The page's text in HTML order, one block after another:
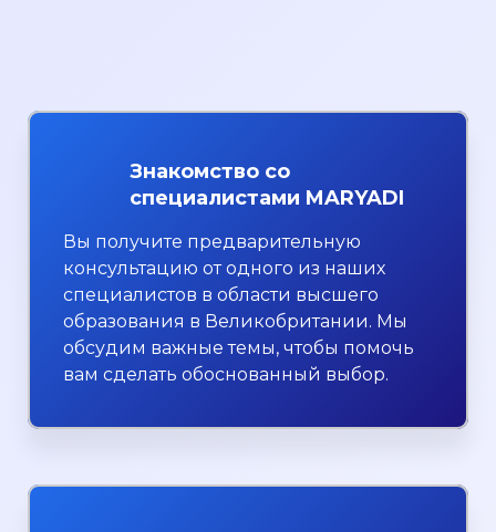
Знакомство со
специалистами MARYADI
Вы получите предварительную
консультацию от одного из наших
специалистов в области высшего
образования в Великобритании. Мы
обсудим важные темы, чтобы помочь
вам сделать обоснованный выбор.